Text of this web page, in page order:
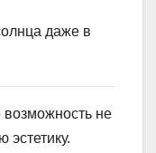
даже в
возможность не
эстетику.